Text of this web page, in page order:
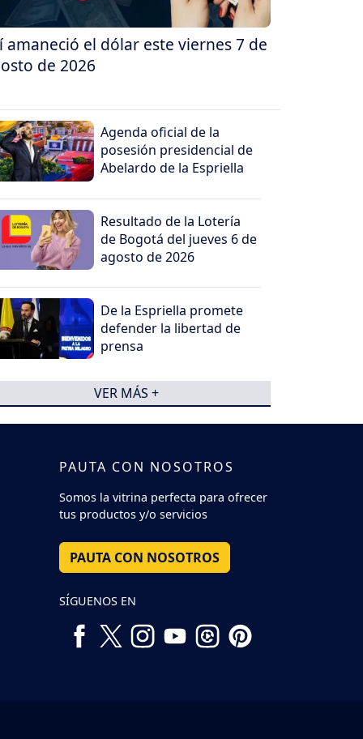
amaneció el dólar este viernes 7 de
de 2026
Agenda oficial de la
posesión presidencial de
Abelardo de la Espriella
Resultado de la Lotería
de Bogotá del jueves 6 de
agosto de 2026
De la Espriella promete
defender la libertad de
prensa
VER MÁS +
PAUTA CON NOSOTROS
Somos la vitrina perfecta para ofrecer
tus productos y/o servicios
PAUTA CON NOSOTROS
SÍGUENOS EN